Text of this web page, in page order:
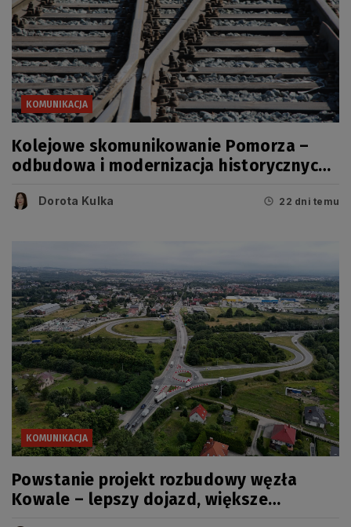
KOMUNIKACJA
Kolejowe skomunikowanie Pomorza –
odbudowa i modernizacja historycznych
Dorota Kulka 22 dni temu
KOMUNIKACJA
Powstanie projekt rozbudowy węzła
Kowale – lepszy dojazd, większe